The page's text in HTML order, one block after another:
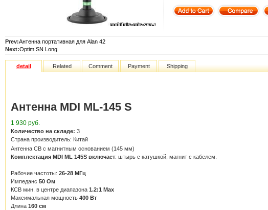
Prev:Антенна портативная для Alan 42
Next:Optim SN Long
detail Related Comment Payment Shipping
Антенна MDI ML-145 S
1 930 руб.
Количество на складе: 3
Страна производитель: Китай
Антенна CB с магнитным основанием (145 мм)
Комплектация MDI ML 145S включает: штырь с катушкой, магнит с кабелем.
Рабочие частоты: 26-28 МГц
Импеданс 50 Ом
КСВ мин. в центре диапазона 1.2:1 Max
Максимальная мощность 400 Вт
Длина 160 см